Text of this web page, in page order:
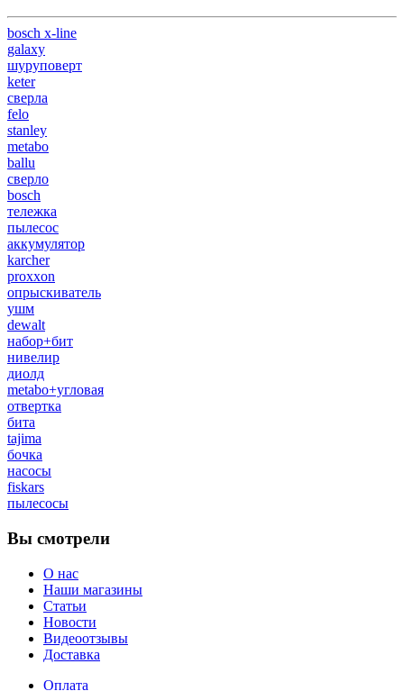
bosch x-line
galaxy
шуруповерт
keter
сверла
felo
stanley
metabo
ballu
сверло
bosch
тележка
пылесос
аккумулятор
karcher
proxxon
опрыскиватель
ушм
dewalt
набор+бит
нивелир
диолд
metabo+угловая
отвертка
бита
tajima
бочка
насосы
fiskars
пылесосы
Вы смотрели
О нас
Наши магазины
Статьи
Новости
Видеоотзывы
Доставка
Оплата